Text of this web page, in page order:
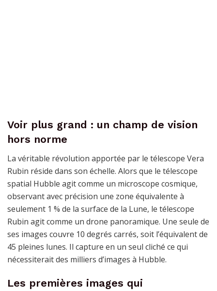
Voir plus grand : un champ de vision
hors norme
La véritable révolution apportée par le télescope Vera
Rubin réside dans son échelle. Alors que le télescope
spatial Hubble agit comme un microscope cosmique,
observant avec précision une zone équivalente à
seulement 1 % de la surface de la Lune, le télescope
Rubin agit comme un drone panoramique. Une seule de
ses images couvre 10 degrés carrés, soit l’équivalent de
45 pleines lunes. Il capture en un seul cliché ce qui
nécessiterait des milliers d’images à Hubble.
Les premières images qui